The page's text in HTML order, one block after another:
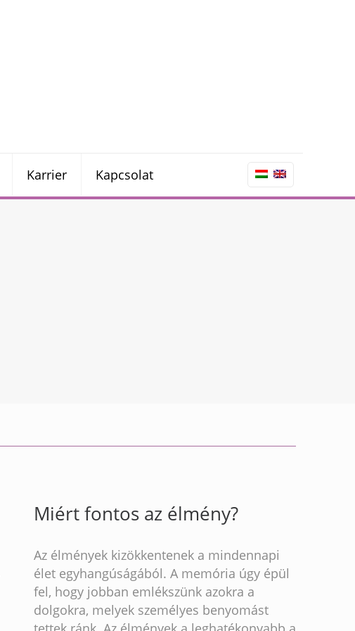
Karrier Kapcsolat
Miért fontos az élmény?
Az élmények kizökkentenek a mindennapi
élet egyhangúságából. A memória úgy épül
fel, hogy jobban emlékszünk azokra a
dolgokra, melyek személyes benyomást